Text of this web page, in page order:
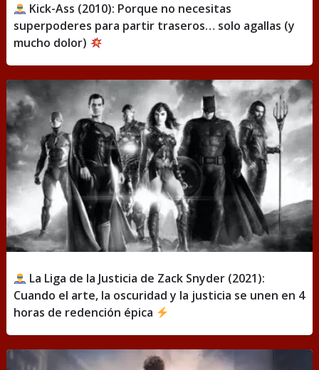
Kick-Ass (2010): Porque no necesitas
superpoderes para partir traseros… solo agallas (y
mucho dolor)
La Liga de la Justicia de Zack Snyder (2021):
Cuando el arte, la oscuridad y la justicia se unen en 4
horas de redención épica